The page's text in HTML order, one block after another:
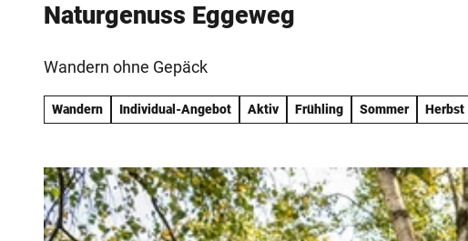
Naturgenuss Eggeweg
Wandern ohne Gepäck
Wandern Individual-Angebot Aktiv Frühling Sommer Herbst